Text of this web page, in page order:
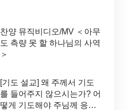
찬양 뮤직비디오/MV ＜아무
도 측량 못 할 하나님의 사역
＞
[기도 설교] 왜 주께서 기도
를 들어주지 않으시는가? 어
떻게 기도해야 주님께 응답